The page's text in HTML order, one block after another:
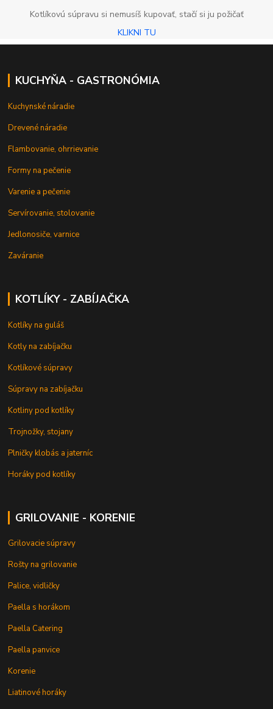
Kotlíkovú súpravu si nemusíš kupovať, stačí si ju požičať
KLIKNI TU
KUCHYŇA - GASTRONÓMIA
Kuchynské náradie
Drevené náradie
Flambovanie, ohrrievanie
Formy na pečenie
Varenie a pečenie
Servírovanie, stolovanie
Jedlonosiče, varnice
Zaváranie
KOTLÍKY - ZABÍJAČKA
Kotlíky na guláš
Kotly na zabíjačku
Kotlíkové súpravy
Súpravy na zabíjačku
Kotliny pod kotlíky
Trojnožky, stojany
Plničky klobás a jaterníc
Horáky pod kotlíky
GRILOVANIE - KORENIE
Grilovacie súpravy
Rošty na grilovanie
Palice, vidličky
Paella s horákom
Paella Catering
Paella panvice
Korenie
Liatinové horáky